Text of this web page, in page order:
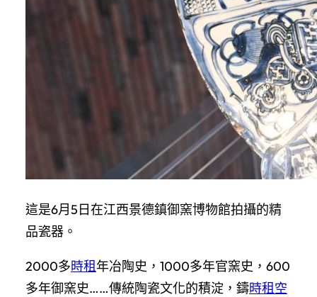
這是6月5日在江西景德鎮御窯博物館拍攝的精
品瓷器。
2000多時租年冶陶史，1000多年官窯史，600
多年御窯史……傳統陶瓷文化的積淀，鑄時租空